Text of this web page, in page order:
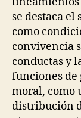
se destaca
como
convivencia
conductas y
funciones
moral, como
distribución